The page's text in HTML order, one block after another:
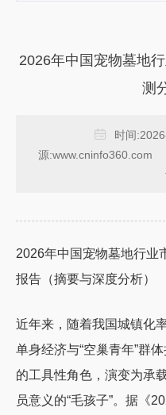
2026年中国宠物墓地
测
时间:
源:www.cninfo360.com
2026年中国宠物墓地行业
报告（摘要与深度分析）
近年来，随着我国城镇化
单身经济与“空巢青年”群
的工具性角色，演变为承
员意义的“毛孩子”。据《